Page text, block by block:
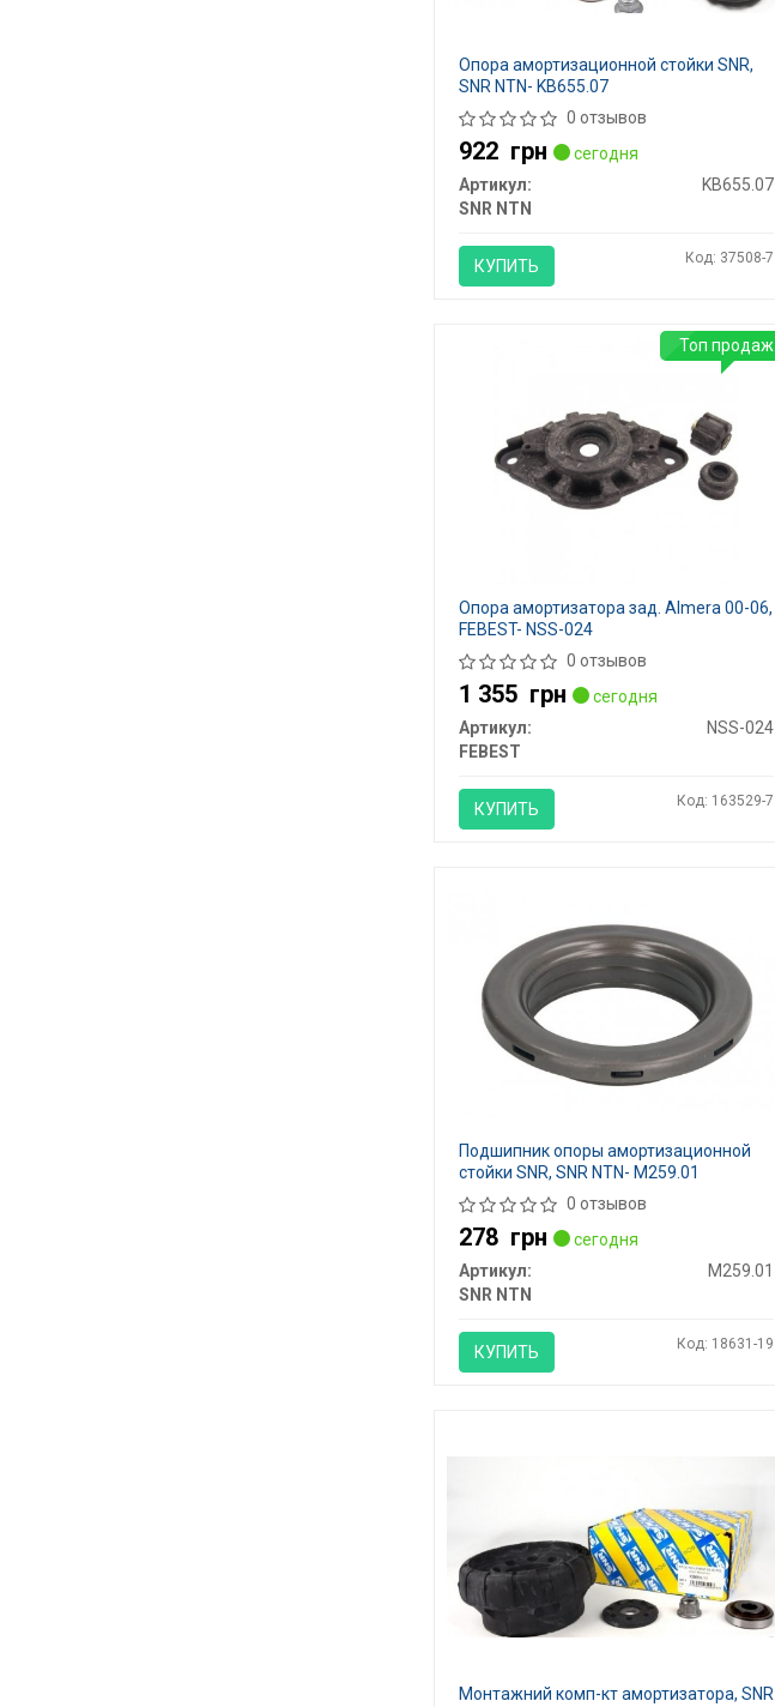
Опора амортизационной стойки SNR,
SNR NTN- KB655.07
0 отзывов
922 грн
сегодня
Артикул:
KB655.07
SNR NTN
КУПИТЬ Код: 37508-7
Опора амортизатора зад. Almera 00-06,
FEBEST- NSS-024
0 отзывов
1 355 грн
сегодня
Артикул:
NSS-024
FEBEST
КУПИТЬ Код: 163529-7
Топ продаж
Подшипник опоры амортизационной
стойки SNR, SNR NTN- M259.01
0 отзывов
278 грн
сегодня
Артикул:
M259.01
SNR NTN
КУПИТЬ Код: 18631-19
Монтажний комп-кт амортизатора, SNR